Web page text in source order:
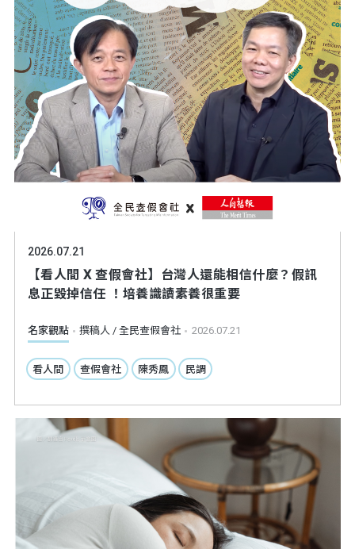
2026.07.21
【看人間 X 查假會社】台灣人還能相信什麼？假訊
息正毀掉信任 ！培養識讀素養很重要
名家觀點 撰稿人 / 全民查假會社 2026.07.21
看人間 查假會社 陳秀鳳 民調